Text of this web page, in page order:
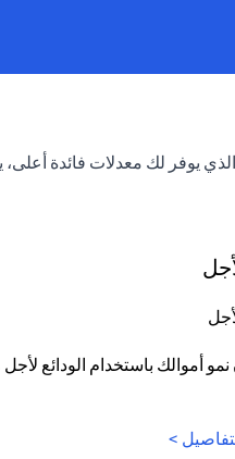
الذي يوفر لك معدلات
نمو أموالك باستخدام الودائع
>